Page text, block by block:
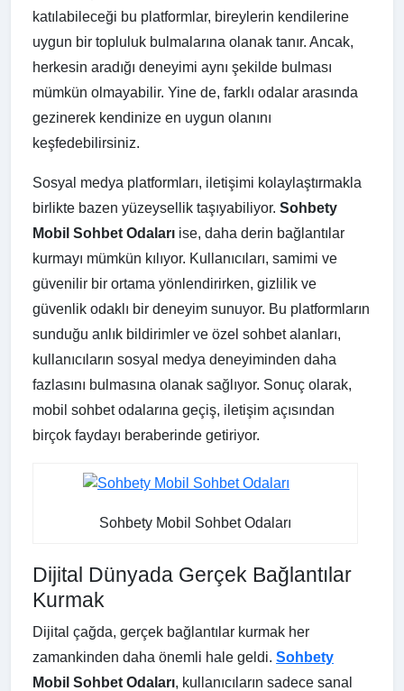
katılabileceği bu platformlar, bireylerin kendilerine
uygun bir topluluk bulmalarına olanak tanır. Ancak,
herkesin aradığı deneyimi aynı şekilde bulması
mümkün olmayabilir. Yine de, farklı odalar arasında
gezinerek kendinize en uygun olanını
keşfedebilirsiniz.
Sosyal medya platformları, iletişimi kolaylaştırmakla
birlikte bazen yüzeysellik taşıyabiliyor. Sohbety
Mobil Sohbet Odaları ise, daha derin bağlantılar
kurmayı mümkün kılıyor. Kullanıcıları, samimi ve
güvenilir bir ortama yönlendirirken, gizlilik ve
güvenlik odaklı bir deneyim sunuyor. Bu platformların
sunduğu anlık bildirimler ve özel sohbet alanları,
kullanıcıların sosyal medya deneyiminden daha
fazlasını bulmasına olanak sağlıyor. Sonuç olarak,
mobil sohbet odalarına geçiş, iletişim açısından
birçok faydayı beraberinde getiriyor.
Sohbety Mobil Sohbet Odaları
Dijital Dünyada Gerçek Bağlantılar
Kurmak
Dijital çağda, gerçek bağlantılar kurmak her
zamankinden daha önemli hale geldi. Sohbety
Mobil Sohbet Odaları, kullanıcıların sadece sanal